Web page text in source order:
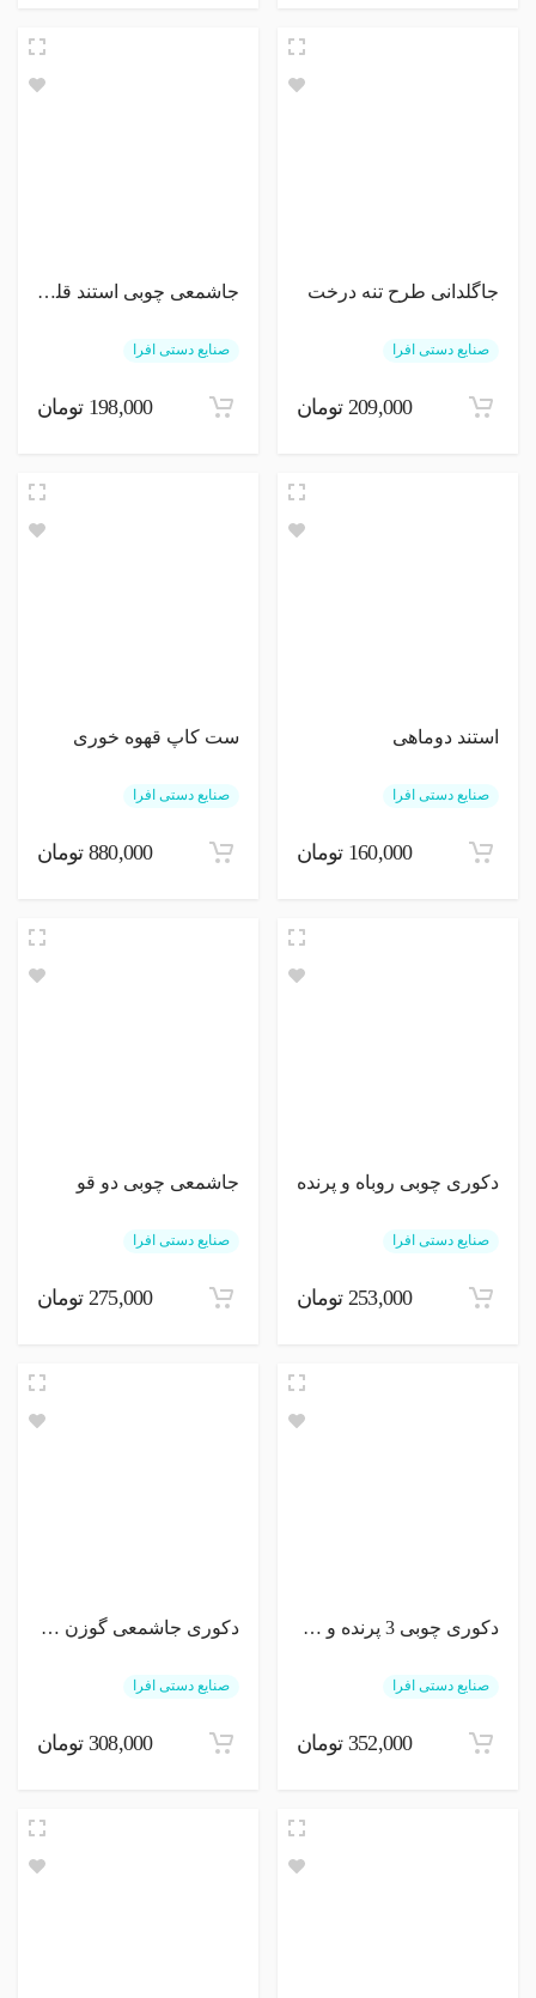
جاگلدانی طرح تنه درخت
صنایع دستی افرا
209,000 تومان
جاشمعی چوبی استند قلبی
صنایع دستی افرا
198,000 تومان
استند دوماهی
صنایع دستی افرا
160,000 تومان
ست کاپ قهوه خوری
صنایع دستی افرا
880,000 تومان
دکوری چوبی روباه و پرنده
صنایع دستی افرا
253,000 تومان
جاشمعی چوبی دو قو
صنایع دستی افرا
275,000 تومان
دکوری چوبی 3 پرنده و گربه
صنایع دستی افرا
352,000 تومان
دکوری جاشمعی گوزن نشسته
صنایع دستی افرا
308,000 تومان